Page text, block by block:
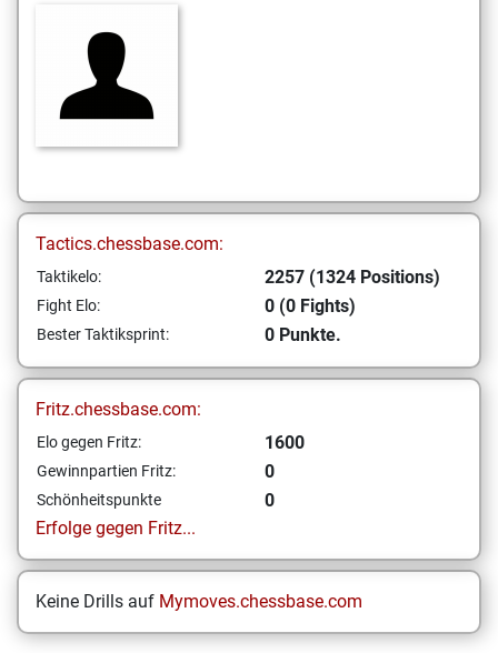
Tactics.chessbase.com:
Taktikelo: 2257 (1324 Positions)
Fight Elo: 0 (0 Fights)
Bester Taktiksprint: 0 Punkte.
Fritz.chessbase.com:
Elo gegen Fritz: 1600
Gewinnpartien Fritz: 0
Schönheitspunkte
0
Erfolge gegen Fritz...
Keine Drills auf Mymoves.chessbase.com